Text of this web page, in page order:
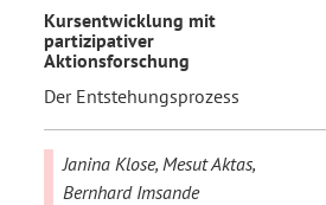
Kursentwicklung mit
partizipativer
Aktionsforschung
Der Entstehungsprozess
Janina Klose, Mesut Aktas,
Bernhard Imsande